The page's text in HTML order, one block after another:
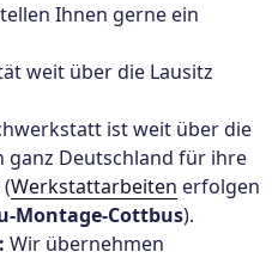
Ihnen gerne ein
weit über die Lausitz
ist weit über die
ganz Deutschland für ihre
Werkstattarbeiten erfolgen
Montage-Cottbus).
Wir übernehmen